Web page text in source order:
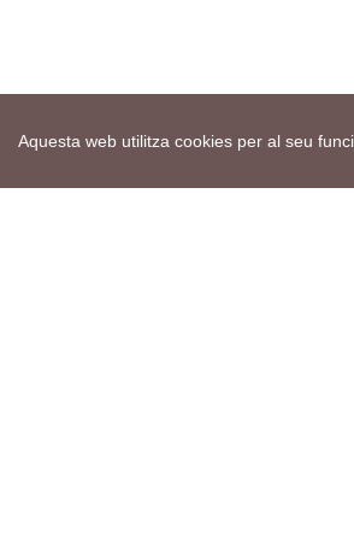
Aquesta web utilitza cookies per al seu